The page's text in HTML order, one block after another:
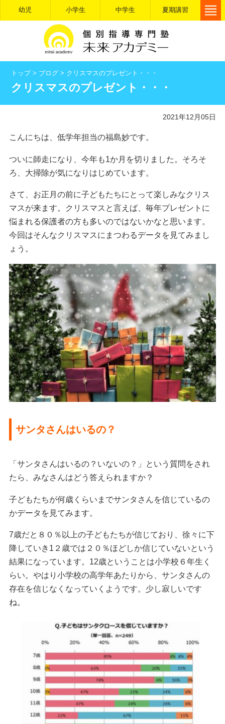
幼児 小学生 中学生 夏期講習
トップ> ブログ > クリスマスのプレゼント・・・
クリスマスのプレゼント・・・
2021年12月05日
こんにちは、低学年担当の福島妙です。
ついに師走になり、今年も1か月を切りました。そろそ
ろ、大掃除が気になりはじめています。
さて、お正月の前に子どもたちにとって楽しみなクリス
マスが来ます。クリスマスと言えば、毎年プレゼントに
悩まれる保護者の方も多いのではないかなと思います。
今回はそんなクリスマスにまつわるデータを見てみまし
ょう。
サンタさんはいるの？
「サンタさんはいるの？いないの？」という質問をされ
たら、みなさんはどう答えられますか？
子どもたちが何歳くらいまでサンタさんを信じているの
かデータを見てみます。
7歳だと８０％以上の子どもたちが信じており、徐々に下
降していき1２歳では２０％ほどしか信じていないという
結果になっています。12歳ということは小学校６年生く
らい。やはり小学校の高学年あたりから、サンタさんの
存在を信じなくなっていくようです。少し寂しいです
ね。